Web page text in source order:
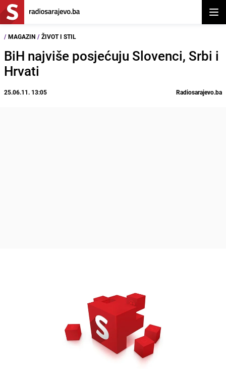
/ MAGAZIN / ŽIVOT I STIL
BiH najviše posjećuju Slovenci, Srbi i
Hrvati
25.06.11. 13:05 Radiosarajevo.ba